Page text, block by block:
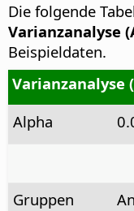
Die folgende
Varianzanalyse
Beispieldaten.
Varianzanalyse
Alpha
Gruppen